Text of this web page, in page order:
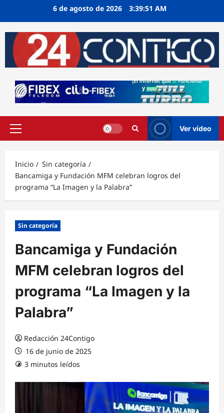
6 de agosto de 2026 3:39:52 AM
Menú
Ver vídeo
Inicio
Sin categoría
Bancamiga y Fundación MFM celebran logros del
programa “La Imagen y la Palabra”
Sin categoría
Bancamiga y Fundación
MFM celebran logros del
programa “La Imagen y la
Palabra”
Redacción 24Contigo
16 de junio de 2025
3 minutos leídos